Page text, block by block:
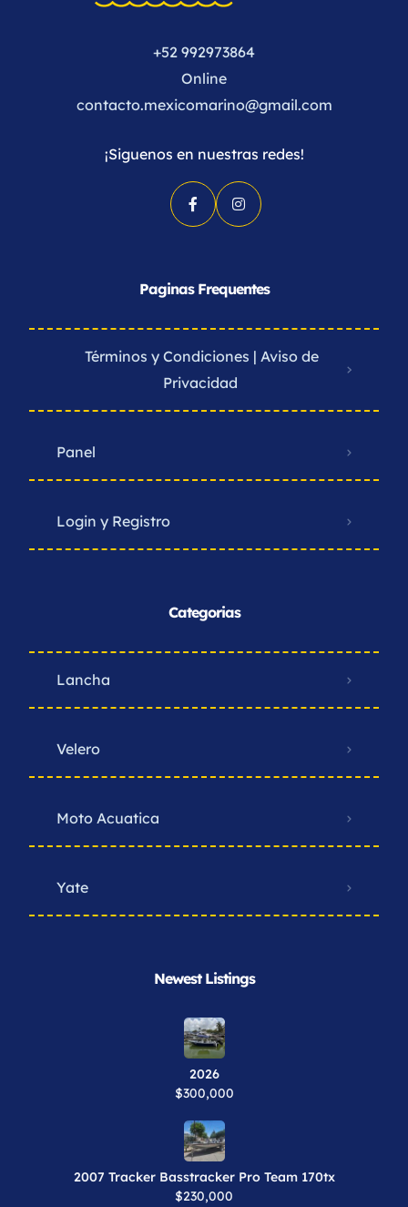
+52 992973864
Online
contacto.mexicomarino@gmail.com
¡Siguenos en nuestras redes!
Paginas Frequentes
Términos y Condiciones | Aviso de
Privacidad ​
Panel
Login y Registro
Categorias
Lancha
Velero
Moto Acuatica
Yate
Newest Listings​
2026
$300,000
2007 Tracker Basstracker Pro Team 170tx
$230,000